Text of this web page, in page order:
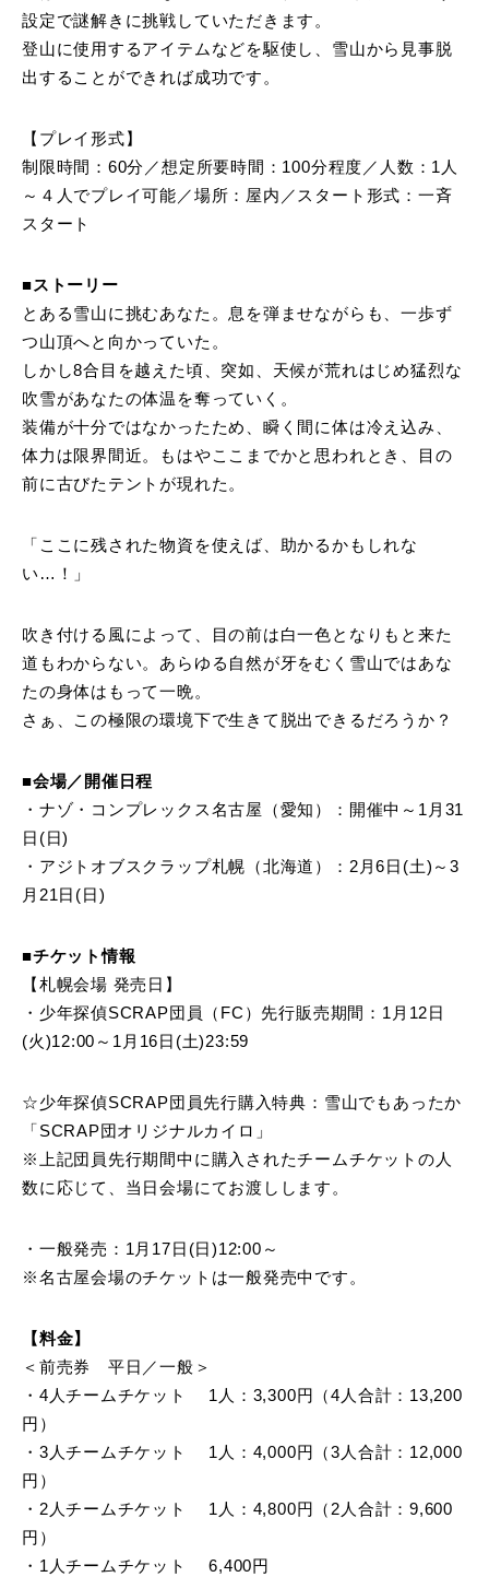
設定で謎解きに挑戦していただきます。
登山に使用するアイテムなどを駆使し、雪山から見事脱
出することができれば成功です。
【プレイ形式】
制限時間：60分／想定所要時間：100分程度／人数：1人
～４人でプレイ可能／場所：屋内／スタート形式：一斉
スタート
■ストーリー
とある雪山に挑むあなた。息を弾ませながらも、一歩ず
つ山頂へと向かっていた。
しかし8合目を越えた頃、突如、天候が荒れはじめ猛烈な
吹雪があなたの体温を奪っていく。
装備が十分ではなかったため、瞬く間に体は冷え込み、
体力は限界間近。もはやここまでかと思われとき、目の
前に古びたテントが現れた。
「ここに残された物資を使えば、助かるかもしれな
い…！」
吹き付ける風によって、目の前は白一色となりもと来た
道もわからない。あらゆる自然が牙をむく雪山ではあな
たの身体はもって一晩。
さぁ、この極限の環境下で生きて脱出できるだろうか？
■会場／開催日程
・ナゾ・コンプレックス名古屋（愛知）：開催中～1月31
日(日)
・アジトオブスクラップ札幌（北海道）：2月6日(土)～3
月21日(日)
■チケット情報
【札幌会場 発売日】
・少年探偵SCRAP団員（FC）先行販売期間：1月12日
(火)12:00～1月16日(土)23:59
☆少年探偵SCRAP団員先行購入特典：雪山でもあったか
「SCRAP団オリジナルカイロ」
※上記団員先行期間中に購入されたチームチケットの人
数に応じて、当日会場にてお渡しします。
・一般発売：1月17日(日)12:00～
※名古屋会場のチケットは一般発売中です。
【料金】
＜前売券 平日／一般＞
・4人チームチケット 1人：3,300円（4人合計：13,200
円）
・3人チームチケット 1人：4,000円（3人合計：12,000
円）
・2人チームチケット 1人：4,800円（2人合計：9,600
円）
・1人チームチケット 6,400円